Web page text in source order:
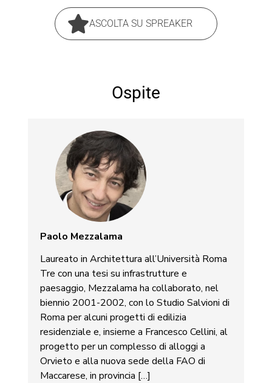
ASCOLTA SU SPREAKER
Ospite
Paolo Mezzalama
Laureato in Architettura all’Università Roma
Tre con una tesi su infrastrutture e
paesaggio, Mezzalama ha collaborato, nel
biennio 2001-2002, con lo Studio Salvioni di
Roma per alcuni progetti di edilizia
residenziale e, insieme a Francesco Cellini, al
progetto per un complesso di alloggi a
Orvieto e alla nuova sede della FAO di
Maccarese, in provincia […]